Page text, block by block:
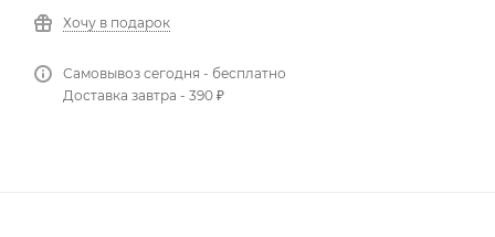
Хочу в подарок
Самовывоз сегодня - бесплатно
Доставка завтра - 390 ₽